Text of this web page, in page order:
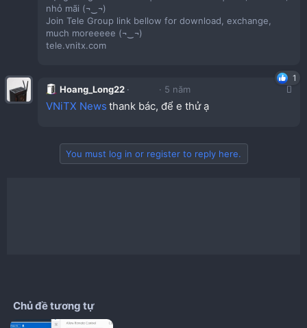
nhỏ mãi (¬‿¬)
Join Tele Group link bellow for download, exchange,
much moreeeee (¬‿¬)
tele.vnitx.com
1
Hoang_Long22 5 năm
VNiTX News thank bác, để e thử ạ
You must log in or register to reply here.
Chủ đề tương tự